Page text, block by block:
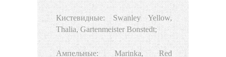
Кистевидные: Swanley Yellow,
Thalia, Gartenmeister Bonstedt;
Ампельные: Marinka, Red